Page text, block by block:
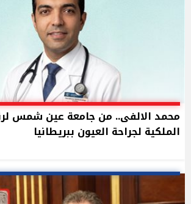
محمد الالفى.. من جامعة عين شمس
الملكية لجراحة العيون ببريطانيا